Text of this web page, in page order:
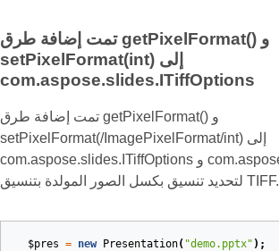
تمت إضافة طرق getPixelFormat() و
setPixelFormat(int) إلى
com.aspose.slides.ITiffOptions
تمت إضافة طرق getPixelFormat() و
setPixelFormat(/ImagePixelFormat/int) إلى
com.aspose.slides.ITiffOptions و com.aspose.slides.TiffOptions
لتحديد تنسيق بكسل الصور المولدة بتنسيق TIFF.
$pres = new Presentation( "demo.pptx" );